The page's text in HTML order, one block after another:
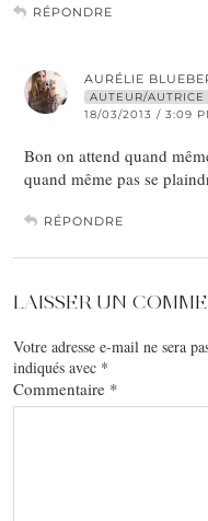
RÉPONDRE
AURÉLIE
AUTEUR/AUTRICE
18/03/2013 / 3:09
Bon on attend quand
quand même pas se
RÉPONDRE
LAISSER UN
Votre adresse e-mail ne sera
indiqués avec *
Commentaire *